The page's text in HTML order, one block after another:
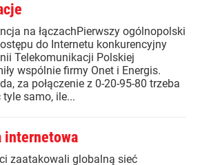
na łączachPierwszy ogólnopolski
do Internetu konkurencyjny
Telekomunikacji Polskiej
wspólnie firmy Onet i Energis.
za połączenie z 0-20-95-80 trzeba
tyle samo, ile...
internetowa
zaatakowali globalną sieć